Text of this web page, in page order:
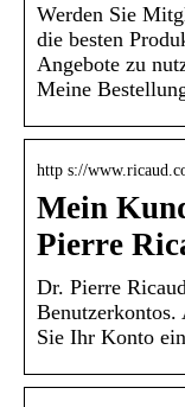
Werden Sie
die besten
Angebote zu
Meine
http s://
Mein
Pierre
Dr. Pierre
Sie Ihr Konto